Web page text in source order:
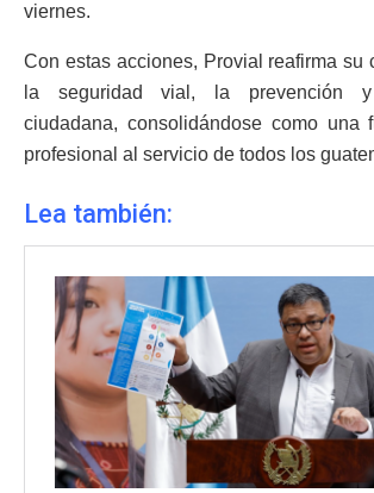
viernes.
Con estas acciones, Provial reafirma su
la seguridad vial, la prevención
ciudadana, consolidándose como una
profesional al servicio de todos los
Lea también: